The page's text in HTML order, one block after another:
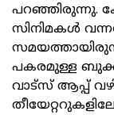
പറഞ്ഞിരുന്നു.
സിനിമകൾ
പകരമുള്ള
വാട്‌സ് ആപ്പ്